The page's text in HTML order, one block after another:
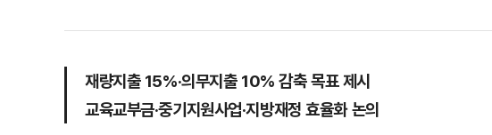
재량지출 15%·의무지출 10% 감축 목표 제시
교육교부금·중기지원사업·지방재정 효율화 논의